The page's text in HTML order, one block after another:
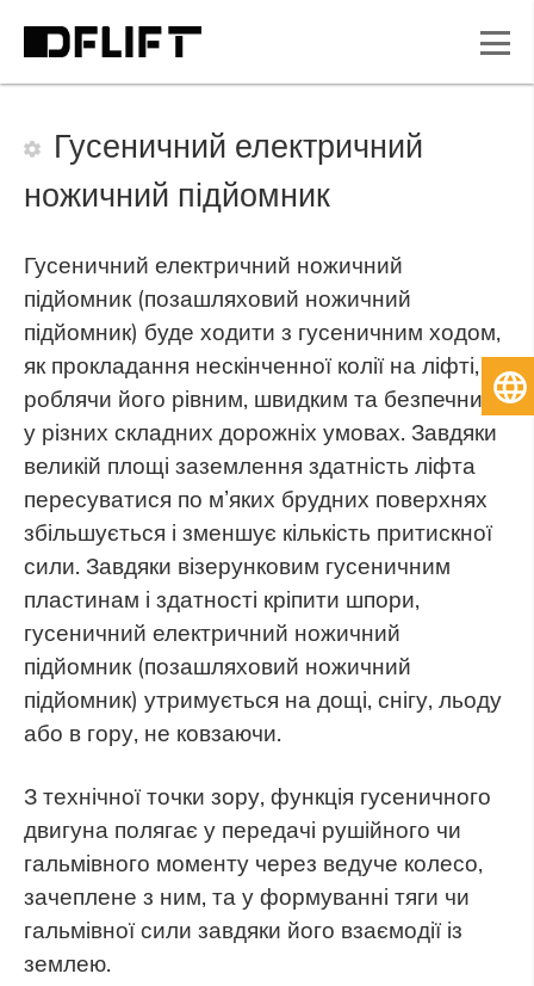
Гусеничний електричний
ножичний підйомник
Гусеничний електричний ножичний
підйомник (позашляховий ножичний
підйомник) буде ходити з гусеничним ходом,
як прокладання нескінченної колії на ліфті,
роблячи його рівним, швидким та безпечним
у різних складних дорожніх умовах. Завдяки
великій площі заземлення здатність ліфта
пересуватися по м’яких брудних поверхнях
збільшується і зменшує кількість притискної
сили. Завдяки візерунковим гусеничним
пластинам і здатності кріпити шпори,
гусеничний електричний ножичний
підйомник (позашляховий ножичний
підйомник) утримується на дощі, снігу, льоду
або в гору, не ковзаючи.
З технічної точки зору, функція гусеничного
двигуна полягає у передачі рушійного чи
гальмівного моменту через ведуче колесо,
зачеплене з ним, та у формуванні тяги чи
гальмівної сили завдяки його взаємодії із
землею.